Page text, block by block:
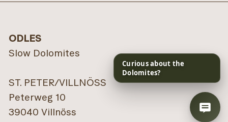
ODLES
Slow Dolomites
ST. PETER/VILLNÖSS
Peterweg 10
39040 Villnöss